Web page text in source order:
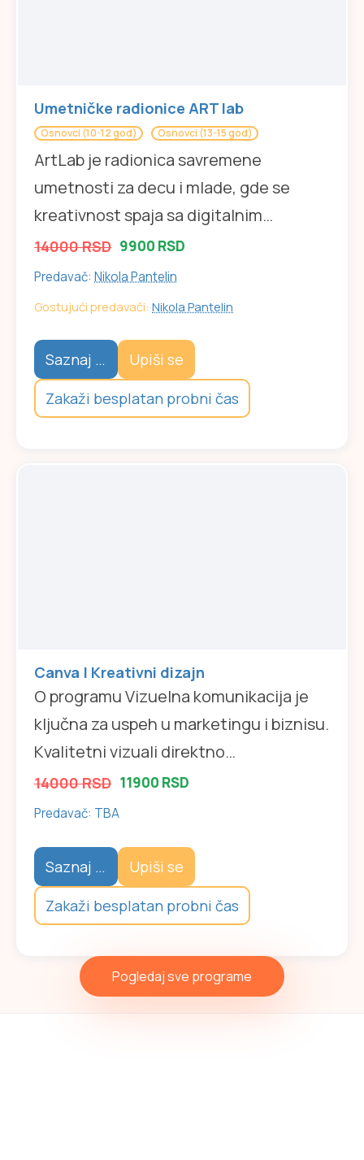
Umetničke radionice ART lab
Osnovci (10-12 god) Osnovci (13-15 god)
ArtLab je radionica savremene
umetnosti za decu i mlade, gde se
kreativnost spaja sa digitalnim…
14000 RSD 9900 RSD
Predavač: Nikola Pantelin
Gostujući predavači: Nikola Pantelin
Saznaj više
Upiši se
Zakaži besplatan probni čas
Canva | Kreativni dizajn
O programu Vizuelna komunikacija je
ključna za uspeh u marketingu i biznisu.
Kvalitetni vizuali direktno…
14000 RSD 11900 RSD
Predavač: TBA
Saznaj više
Upiši se
Zakaži besplatan probni čas
Pogledaj sve programe